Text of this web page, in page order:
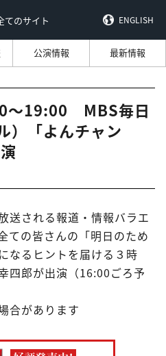
てのサイト ENGLISH
公演情報 最新情報
～19:00 MBS毎日
）「よんチャン
送される報道・情報バラエ
ての皆さんの「明日のため
なるヒントを届ける３時
四郎が出演（16:00ごろ予
合があります